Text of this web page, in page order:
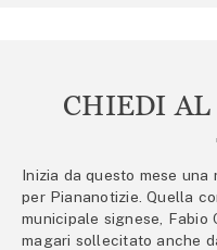
CHIEDI AL
Inizia da questo mese una
per Piananotizie. Quella
municipale signese, Fabio
magari sollecitato anche